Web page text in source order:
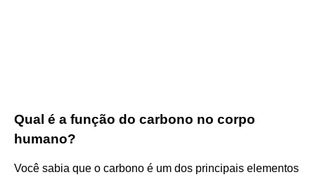
Qual é a função do carbono no corpo
humano?
Você sabia que o carbono é um dos principais elementos